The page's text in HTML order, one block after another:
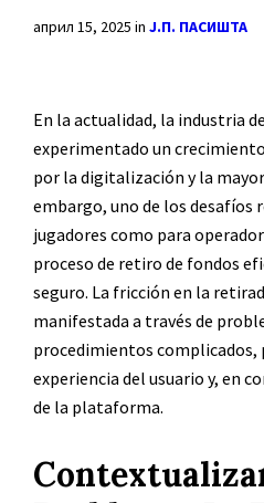
април 15, 2025 in Ј.П. ПАСИШТА
En la actualidad, la industria
experimentado un
por la digitalización y la
embargo, uno de los
jugadores como para
proceso de retiro de fondos
seguro. La fricción en la
manifestada a través de
procedimientos complicados,
experiencia del usuario y, en
de la plataforma.